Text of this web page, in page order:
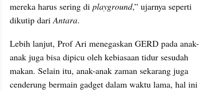
mereka harus sering di playground,” ujarnya seperti
dikutip dari Antara.
Lebih lanjut, Prof Ari menegaskan GERD pada anak-
anak juga bisa dipicu oleh kebiasaan tidur sesudah
makan. Selain itu, anak-anak zaman sekarang juga
cenderung bermain gadget dalam waktu lama, hal ini